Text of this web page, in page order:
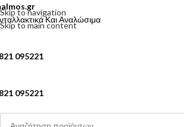
Skip to navigation
Skip to main content
Και Αναλώσιμα
095221
095221